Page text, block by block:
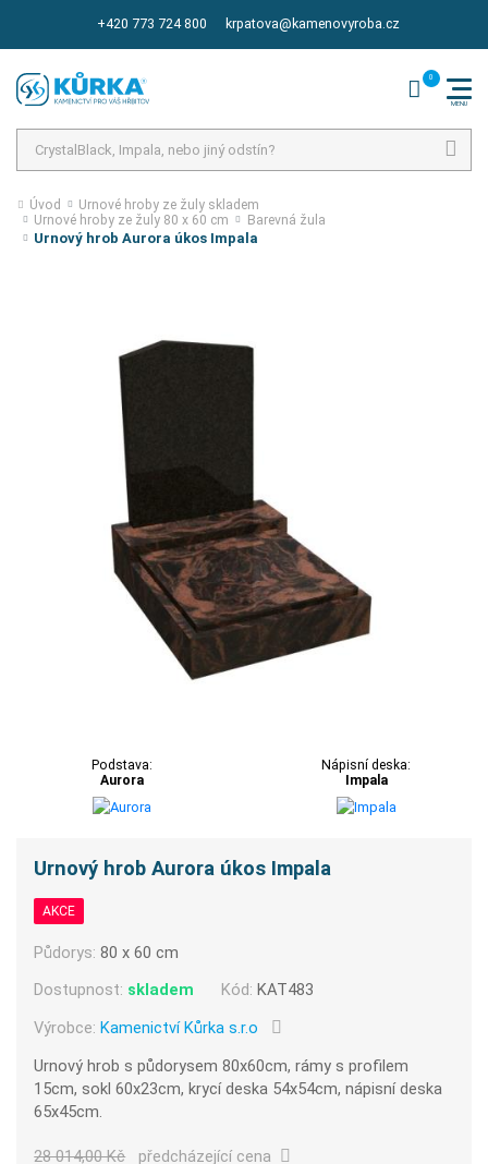
+420 773 724 800 krpatova@kamenovyroba.cz
Úvod
Urnové hroby ze žuly skladem
Urnové hroby ze žuly 80 x 60 cm
Barevná žula
Urnový hrob Aurora úkos Impala
Podstava:
Aurora
Nápisní deska:
Impala
Urnový hrob Aurora úkos Impala
AKCE
Půdorys:80 x 60 cm
Dostupnost: skladem Kód: KAT483
Výrobce:Kamenictví Kůrka s.r.o
Urnový hrob s půdorysem 80x60cm, rámy s profilem
15cm, sokl 60x23cm, krycí deska 54x54cm, nápisní deska
65x45cm.
28 014,00 Kč předcházející cena